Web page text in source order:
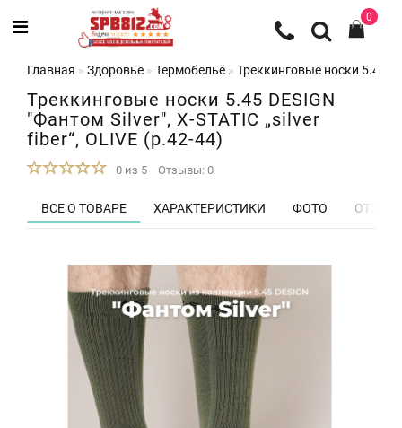
0
Главная Здоровье Термобельё Треккинговые носки 5.45
Треккинговые носки 5.45 DESIGN
"Фантом Silver", X-STATIC „silver
fiber“, OLIVE (р.42-44)
0 из 5 Отзывы: 0
ВСЕ О ТОВАРЕ ХАРАКТЕРИСТИКИ ФОТО